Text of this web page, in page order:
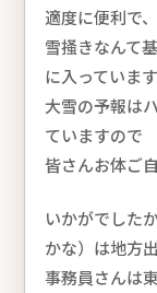
適度に便利で
雪掻きなんて
に入っています
大雪の予報は
ていますので
皆さんお体ご
いかがでした
かな）は地方
事務員さんは